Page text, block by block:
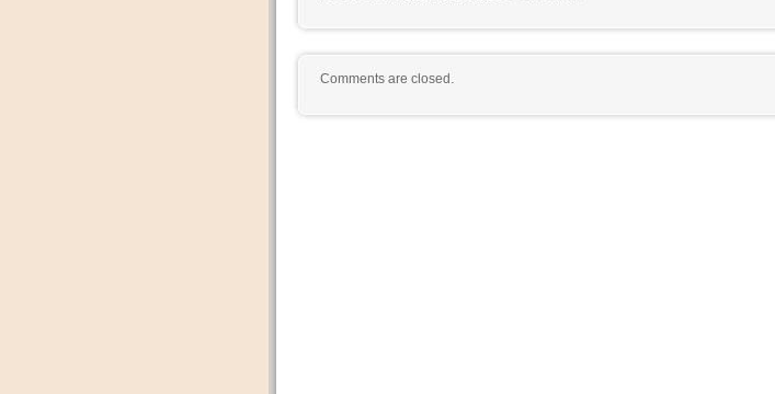
Comments are closed.